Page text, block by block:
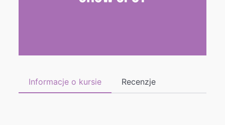
Informacje o kursie Recenzje